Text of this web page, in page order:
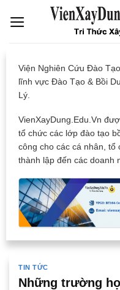
Viện Nghiên Cứu Đào
lĩnh vực Đào Tạo & Bồi
Lý.
VienXayDung.Edu.Vn
tổ chức các lớp đào tạo
công cho các cá nhân,
thành lập đến các doanh
TIN TỨC
Những trường